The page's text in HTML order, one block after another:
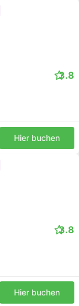
3.8
Hier buchen
3.8
Hier buchen